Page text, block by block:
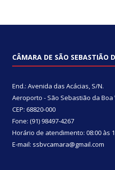
CÂMARA DE SÃO SEBASTIÃO
End.: Avenida das Acácias, S/N.
Aeroporto - São Sebastião da Boa
CEP: 68820-000
Fone: (91) 98497-4267
Horário de atendimento: 08:00 às
E-mail: ssbvcamara@gmail.com